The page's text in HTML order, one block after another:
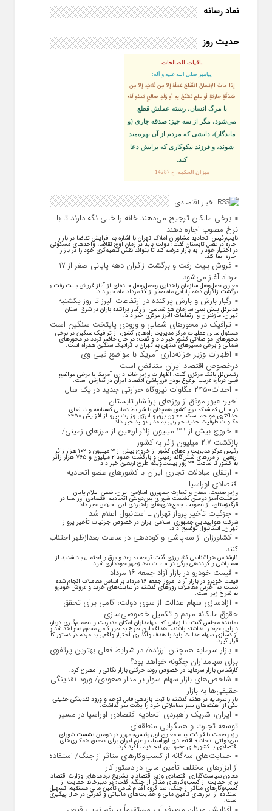
نماد رسانه
حدیث روز
باقیات الصالحات
پيامبر صلى‏ الله‏ عليه ‏و‏ آله:
إذا ماتَ الإنسانُ انقَطَعَ عَمَلُهُ إلاّ مِن ثَلاثٍ: إلاّ مِن
صَدَقَةٍ جاريَةٍ أو عِلمٍ يُنتَفَعُ بِهِ أو وَلَدٍ صالِحٍ يَدعُو لَهُ؛
با مرگ انسان، رشته عملش قطع
مى‌شود، مگر از سه چيز: صدقه جارى (و
ماندگار)، دانشى كه مردم از آن بهره‏‌مند
شوند، و فرزند نيكوكارى كه برايش دعا
كند.
ميزان الحكمه، ح 14287
اخبار اقتصادی
برخی مالکان ترجیح می‌دهند خانه را خالی نگه دارند تا با
نرخ مصوب اجاره دهند
نایب‌رئیس اتحادیه مشاوران املاک تهران با اشاره به افزایش تقاضا در بازار
اجاره در فصل تابستان گفت: دولت باید در زمان اوج تقاضا، واحد‌های مسکونی
در اختیار خود را به بازار عرضه کند تا بتواند نقش تنظیم‌گری خود را در بازار
اجاره ایفا کند.
فروش بلیت رفت و برگشت زائران دهه پایانی صفر از ۱۷
مرداد آغاز می‌شود
معاون حمل‌ونقل سازمان راهداری وحمل‌و‌نقل جاده‌ای از آغاز فروش بلیت رفت و
برگشت زائران دهه پایانی ماه صفر از ۱۷ مرداد ماه خبر داد.
رگبار بارش و بارش پراکنده در ارتفاعات البرز تا روز یکشنبه
مدیرکل پیش بینی سازمان هواشناسی از رگبار پراکنده باران در شرق استان
تهران، مازندران و ارتفاعات البرز مرکزی خبر داد.
ترافیک در محورهای شمالی و ورودی پایتخت سنگین است
مسئول سالن عملیات مرکز مدیریت راه‌های کشور، از ترافیک سنگین در برخی
محورهای مواصلاتی کشور خبر داد و گفت: در حال حاضر تردد در محورهای
شمالی و برخی مسیرهای منتهی به تهران با ترافیک سنگین همراه است.
اظهارات وزیر خزانه‌داری آمریکا با مواضع قبلی وی
درخصوص اقتصاد ایران متناقض است
رئیس‌کل بانک مرکزی گفت: اظهارات وزیر خانه داری آمریکا با برخی مواضع
قبلی درباره قریب‌الوقوع بودن فروپاشی اقتصاد ایران در تعارض است.
احداث۲۴۵۰ مگاوات نیروگاه حرارتی جدید در یک سال
اخیر؛ عبور موفق از روز‌های پرفشار تابستان
در حالی که شبکه برق کشور همچنان با شرایط دمایی کم‌سابقه و تقاضای
حداکثری مواجه است، معاون برق و انرژی وزارت نیرو از افزایش ۲۴۵۰
مگاوات ظرفیت جدید حرارتی به مدار تولید خبر داد.
خروج بیش از ۳.۱ میلیون زائر اربعین از مرزهای زمینی/
بازگشت ۲.۷ میلیون زائر به کشور
رئیس مرکز مدیریت راه‌های کشور از خروج بیش از ۳ میلیون و ۱۰۲ هزار زائر
اربعین از مرزهای شش‌گانه زمینی و بازگشت حدود ۲ میلیون و ۷۶۵ هزار زائر
به کشور تا ساعت ۲۴ روز بیست‌ویکم طرح اربعین خبر داد
ارتقای مبادلات تجاری ایران با کشور‌های عضو اتحادیه
اقتصادی اوراسیا
وزیر صنعت، معدن و تجارت جمهوری اسلامی ایران، ضمن اعلام پایان
موفقیت‌آمیز دومین نشست شورای بین‌دولتی اتحادیه اقتصادی اوراسیا در
قرقیزستان، از تصویب جمع‌بندی‌های راهبردی این اجلاس خبر داد.
جزئیات تأخیر پرواز تهران ـ استانبول اعلام شد
شرکت هواپیمایی جمهوری اسلامی ایران در خصوص جزئیات تأخیر پرواز
تهران_ استانبول توضیح داد.
کشاورزان از سم‌پاشی و کوددهی در ساعات بعدازظهر اجتناب
کنند
کارشناس هواشناسی کشاورزی گفت:توجه به رعد و برق و احتمال باد شدید از
سم پاشی و کوددهی برگی در ساعات بعدازظهر خودداری شود.
قیمت خودرو در بازار آزاد جمعه ۱۶ مرداد
قیمت خودرو در بازار آزاد امروز جمعه ۱۶ مرداد بر اساس معاملات انجام شده
نسبت به آخرین معاملات روز‌های گذشته در سایت‌های خرید و فروش خودرو
به شرح زیر است.
آزادسازی سهام عدالت از سوی دولت، گامی برای تحقق
حقوق مالکانه مردم و تکمیل خصوصی‌سازی
نماینده مجلس گفت: تا زمانی که سهامداران امکان مدیریت و تصمیم‌گیری درباره
دارایی خود را نداشته باشند، اهداف این طرح به طور کامل محقق نخواهد شد و
آزادسازی سهام عدالت باید با هدف واگذاری اختیار واقعی به مردم در دستور کار
قرار گیرد.
بازار سرمایه همچنان ارزنده/ در شرایط فعلی بهترین پرتفوی
برای سهامداران چگونه خواهد بود؟
کارشناس بازار سرمایه در خصوص روند حرکتی بازار نکاتی را مطرح کرد.
شاخص‌های بازار سهام سوار بر مدار صعودی/ ورود نقدینگی
حقیقی‌ها به بازار
بازار سرمایه در هفته گذشته با ثبت بازدهی قابل توجه و ورود نقدینگی حقیقی،
یکی از هفته‌های سبز معاملاتی خود را پشت سر گذاشت.
ایران، شریک راهبردی اتحادیه اقتصادی اوراسیا در مسیر
توسعه تجارت و همگرایی منطقه‌ای
وزیر صمت با قرائت پیام معاون اول رئیس‌جمهور در دومین نشست شورای
بین‌دولتی اتحادیه اقتصادی اوراسیا، بر عزم ایران برای تعمیق همکاری‌های
اقتصادی با کشورهای عضو این اتحادیه تأکید کرد.
حمایت‌های سه‌گانه از کسب‌وکارهای متاثر از جنگ/ استفاده
از ابزارهای مختلف تأمین مالی در دستور کار
معاون سیاست‌گذاری اقتصادی وزیر اقتصاد با تشریح برنامه‌های وزارت اقتصاد
برای حمایت از کسب‌وکار‌های متاثر از جنگ، گفت: در دبیرخانه حمایت از
کسب‌وکار‌های متاثر از جنگ، سه گروه اقدام شامل تأمین مالی مستقیم، تسهیل
استفاده از ابزار‌های تأمین مالی و حمایت‌های مالیاتی و گمرکی در حال پیگیری
است.